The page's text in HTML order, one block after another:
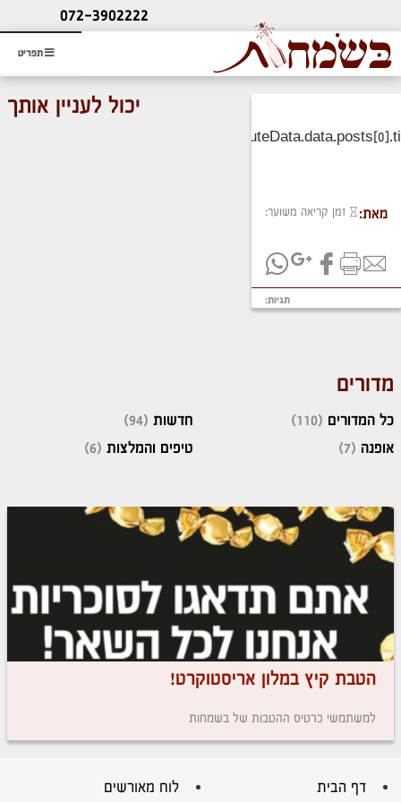
תפריט
ליעוץ חינם
והזמנת כרטיס שמחות
072-3902222
מאת: זמן קריאה משוער:
תגיות:
יכול לעניין אותך
מדורים
כל המדורים (110)
אופנה (7)
חדשות (94)
טיפים והמלצות (6)
הטבת קיץ במלון אריסטוקרט!
למשתמשי כרטיס ההטבות של בשמחות
דף הבית לוח מאורשים